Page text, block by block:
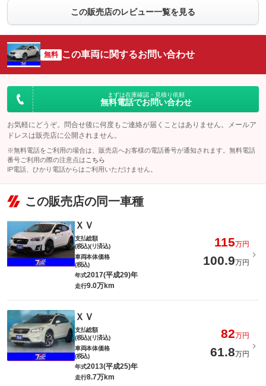
この販売店のレビュー一覧を見る
無料 この車両に関するお問い合わせ
まずは在庫確認・見積り依頼
無料電話でお問い合わせ
お気軽にどうぞ。問合せ後に何度もご連絡が届くことはありません。メールア
ドレスは販売店に公開されません。
※無料電話をご利用の場合は、販売店へお客様の電話番号が通知されます。無料電話
番号ご利用の際の注意点は こちら
IP電話、ひかり電話からはご利用いただけません。
この販売店の同一車種
ＸＶ
支払総額
(税込)(リ済込)
115万円
車両本体価格
(税込)
100.9万円
年式2017(平成29)年
走行9.0万km
ＸＶ
支払総額
(税込)(リ済込)
82万円
車両本体価格
(税込)
61.8万円
年式2013(平成25)年
走行8.7万km